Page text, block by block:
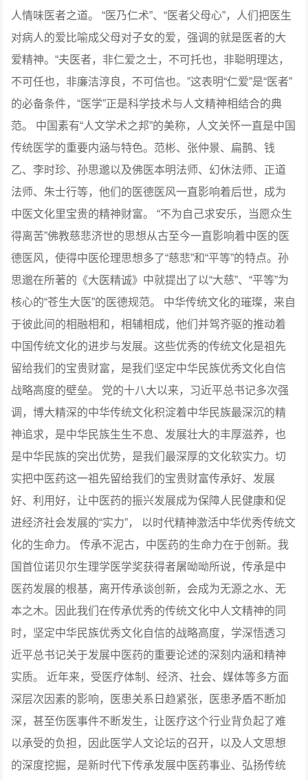
人情味医者之道。
“医乃仁术”、“医者父母心”，人们把医生
对病人的爱比喻成父母对子女的爱，强调的就是医者的大
爱精神。“夫医者，非仁爱之士，不可托也，非聪明理达，
不可任也，非廉洁淳良，不可信也。”这表明“仁爱”是“医者”
的必备条件，“医学”正是科学技术与人文精神相结合的典
范。
中国素有“人文学术之邦”的美称，人文关怀一直是中国
传统医学的重要内涵与特色。范彬、张仲景、扁鹊、钱
乙、李时珍、孙思邈以及佛医本明法师、幻休法师、正道
法师、朱士行等，他们的医德医风一直影响着后世，成为
中医文化里宝贵的精神财富。
“不为自己求安乐，当愿众生
得离苦”佛教慈悲济世的思想从古至今一直影响着中医的医
德医风，使得中医伦理思想多了“慈悲”和“平等”的特点。孙
思邈在所著的《大医精诚》中就提出了以“大慈”、“平等”为
核心的“苍生大医”的医德规范。
中华传统文化的璀璨，来自
于彼此间的相融相和，相辅相成，他们并驾齐驱的推动着
中国传统文化的进步与发展。这些优秀的传统文化是祖先
留给我们的宝贵财富，是我们坚定中华民族优秀文化自信
战略高度的壁垒。
党的十八大以来，习近平总书记多次强
调，博大精深的中华传统文化积淀着中华民族最深沉的精
神追求，是中华民族生生不息、发展壮大的丰厚滋养，也
是中华民族的突出优势，是我们最深厚的文化软实力。切
实把中医药这一祖先留给我们的宝贵财富传承好、发展
好、利用好，让中医药的振兴发展成为保障人民健康和促
进经济社会发展的“实力”， 以时代精神激活中华优秀传统文
化的生命力。
传承不泥古，中医药的生命力在于创新。我
国首位诺贝尔生理学医学奖获得者屠呦呦所说，传承是中
医药发展的根基，离开传承谈创新，会成为无源之水、无
本之木。因此我们在传承优秀的传统文化中人文精神的同
时，坚定中华民族优秀文化自信的战略高度，学深悟透习
近平总书记关于发展中医药的重要论述的深刻内涵和精神
实质。
近年来，受医疗体制、经济、社会、媒体等多方面
深层次因素的影响，医患关系日趋紧张，医患矛盾不断加
深，甚至伤医事件不断发生，让医疗这个行业背负起了难
以承受的负担，因此医学人文论坛的召开，以及人文思想
的深度挖掘，是新时代下传承发展中医药事业、弘扬传统